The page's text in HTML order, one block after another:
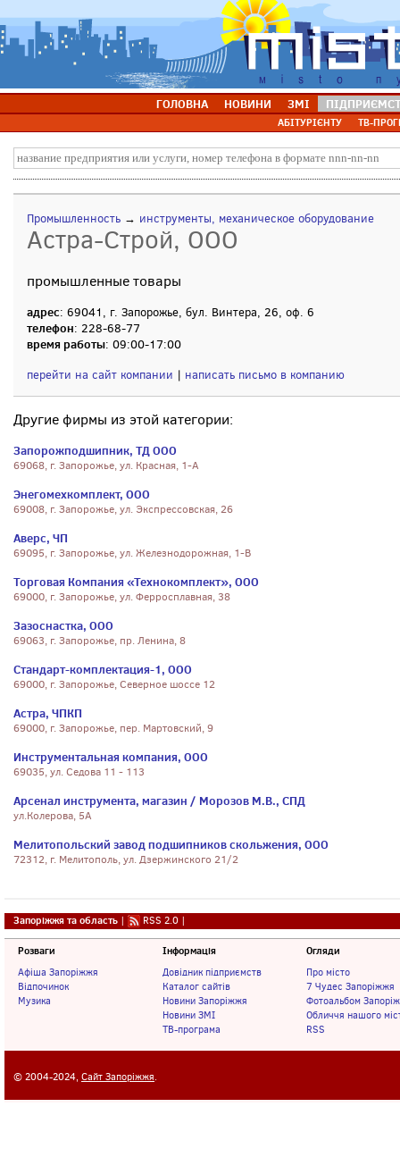
ГОЛОВНА НОВИНИ ЗМІ
АБІТУРІЄНТУ ТВ-
Промышленность → инструменты, механическое оборудование
Астра-Строй, ООО
промышленные товары
адрес: 69041, г. Запорожье, бул. Винтера, 26, оф. 6
телефон: 228-68-77
время работы: 09:00-17:00
перейти на сайт компании | написать письмо в компанию
Другие фирмы из этой категории:
Запорожподшипник, ТД ООО
69068, г. Запорожье, ул. Красная, 1-А
Энегомехкомплект, ООО
69008, г. Запорожье, ул. Экспрессовская, 26
Аверс, ЧП
69095, г. Запорожье, ул. Железнодорожная, 1-В
Торговая Компания «Технокомплект», ООО
69000, г. Запорожье, ул. Ферросплавная, 38
Зазоснастка, ООО
69063, г. Запорожье, пр. Ленина, 8
Стандарт-комплектация-1, ООО
69000, г. Запорожье, Северное шоссе 12
Астра, ЧПКП
69000, г. Запорожье, пер. Мартовский, 9
Инструментальная компания, ООО
69035, ул. Седова 11 - 113
Арсенал инструмента, магазин / Морозов М.В., СПД
ул.Колерова, 5А
Мелитопольский завод подшипников скольжения, ООО
72312, г. Мелитополь, ул. Дзержинского 21/2
Запоріжжя та область | RSS 2.0 |
Розваги
Афіша Запоріжжя
Відпочинок
Музика
Інформація
Довідник підприємств
Каталог сайтів
Новини Запоріжжя
Новини ЗМІ
ТВ-програма
Огляди
Про місто
7 Чудес Запоріжжя
Фотоальбом
Обличчя нашого
RSS
© 2004-2024, Сайт Запоріжжя.